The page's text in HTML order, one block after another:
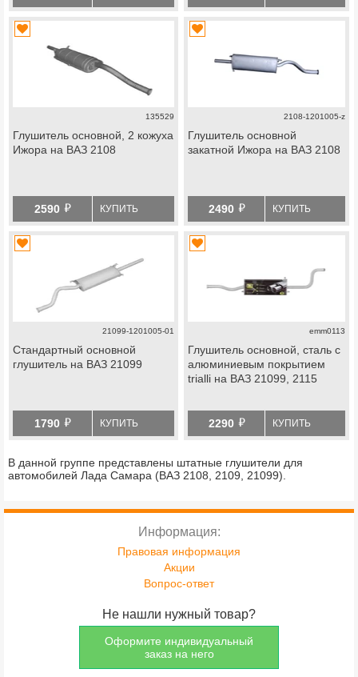
135529
Глушитель основной, 2 кожуха
Ижора на ВАЗ 2108
2590 й КУПИТЬ
2108-1201005-z
Глушитель основной
закатной Ижора на ВАЗ 2108
2490 й КУПИТЬ
21099-1201005-01
Стандартный основной
глушитель на ВАЗ 21099
1790 й КУПИТЬ
emm0113
Глушитель основной, сталь с
алюминиевым покрытием
trialli на ВАЗ 21099, 2115
2290 й КУПИТЬ
В данной группе представлены штатные глушители для
автомобилей Лада Самара (ВАЗ 2108, 2109, 21099).
Информация:
Правовая информация
Акции
Вопрос-ответ
Не нашли нужный товар?
Оформите индивидуальный
заказ на него